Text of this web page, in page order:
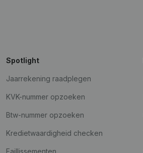
Spotlight
Jaarrekening raadplegen
KVK-nummer opzoeken
Btw-nummer opzoeken
Kredietwaardigheid checken
Faillissementen